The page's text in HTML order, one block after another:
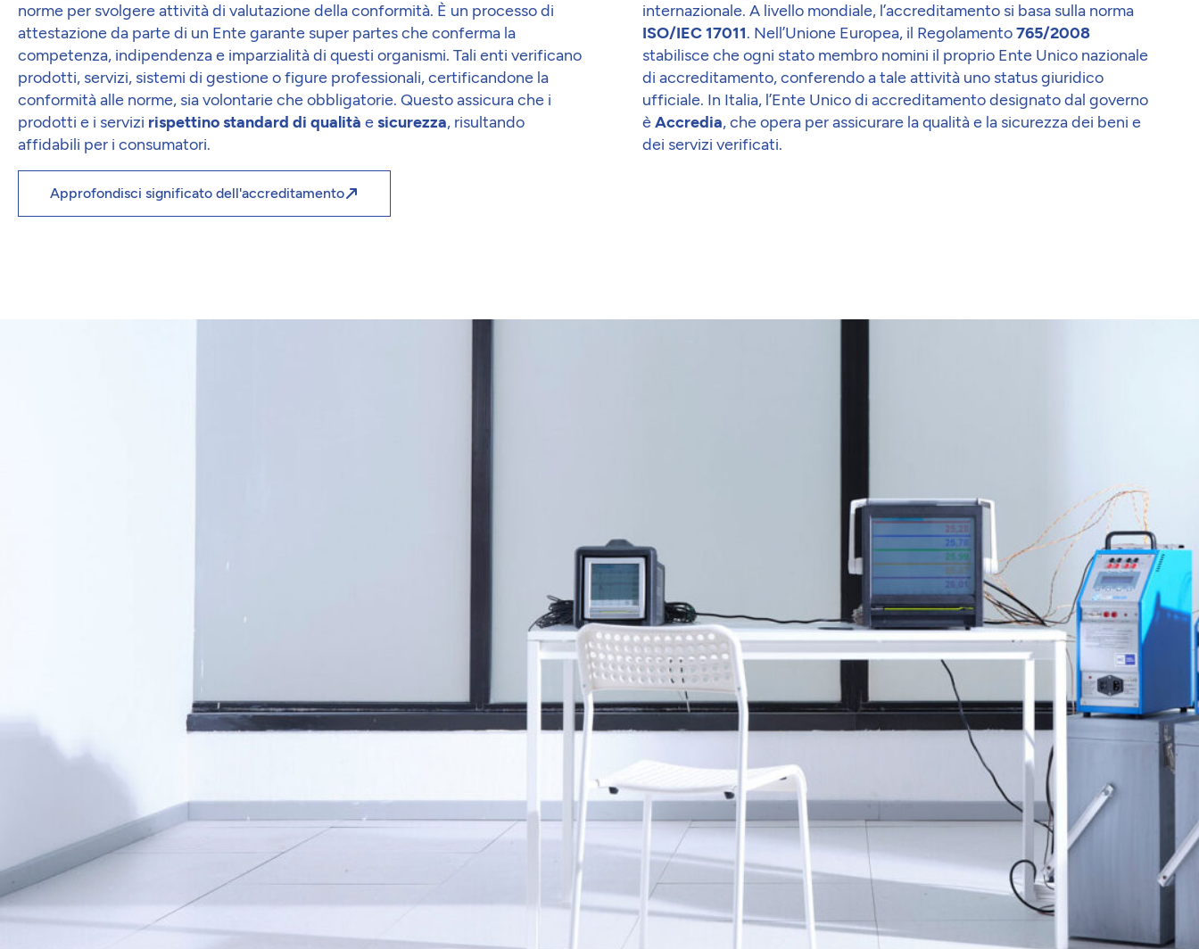
norme per svolgere attività di valutazione della conformità. È un processo di
attestazione da parte di un Ente garante super partes che conferma la
competenza, indipendenza e imparzialità di questi organismi. Tali enti verificano
prodotti, servizi, sistemi di gestione o figure professionali, certificandone la
conformità alle norme, sia volontarie che obbligatorie. Questo assicura che i
prodotti e i servizi rispettino standard di qualità esicurezza, risultando
affidabili per i consumatori.
internazionale. A livello mondiale, l’accreditamento si basa sulla norma
ISO/IEC 17011. Nell’Unione Europea, il Regolamento765/2008
stabilisce che ogni stato membro nomini il proprio Ente Unico nazionale
di accreditamento, conferendo a tale attività uno status giuridico
ufficiale. In Italia, l’Ente Unico di accreditamento designato dal governo
èAccredia, che opera per assicurare la qualità e la sicurezza dei beni e
dei servizi verificati.
Approfondisci significato dell'accreditamento